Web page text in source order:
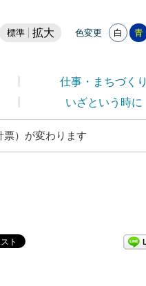
標準 拡大 色変更 白 青
仕事・まちづくり
いざという時に
票）が変わります